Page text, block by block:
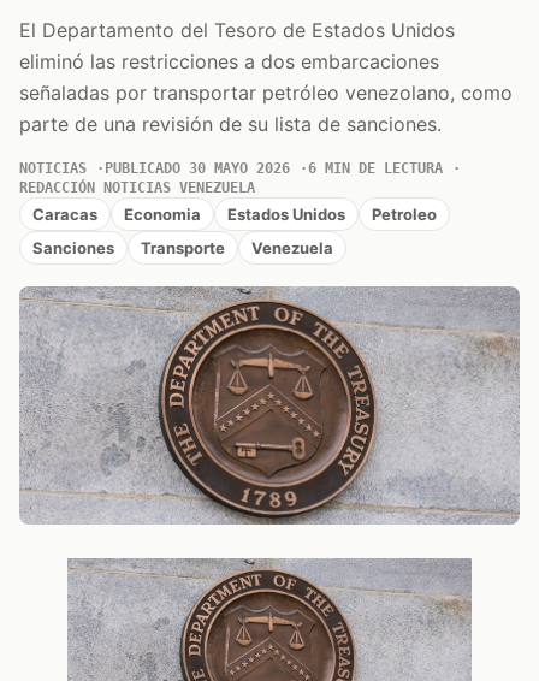
El Departamento del Tesoro de Estados Unidos
eliminó las restricciones a dos embarcaciones
señaladas por transportar petróleo venezolano, como
parte de una revisión de su lista de sanciones.
NOTICIAS PUBLICADO 30 MAYO 2026
6 MIN DE LECTURA
REDACCIÓN NOTICIAS VENEZUELA
Caracas Economia Estados Unidos
Petroleo
Sanciones
Transporte Venezuela